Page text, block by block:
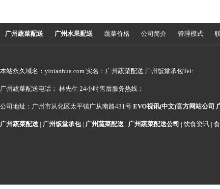
广州蔬菜配送 广州水果配送 蔬菜价格 公司简介 管理模式
本站永久域名：yinianhua.com 实名：广州蔬菜配送 广州饭堂承包Tel:
广州蔬菜配送电话： 林先生 24小时售后服务热线：
公司地址：广州市从化区太平镇广从南路431号 EVO视讯(中文)官方网站公司
广州蔬菜配送 | 广州饭堂承包| 广州蔬菜配送 | 广州蔬菜配送公司 | 饮食资讯 |